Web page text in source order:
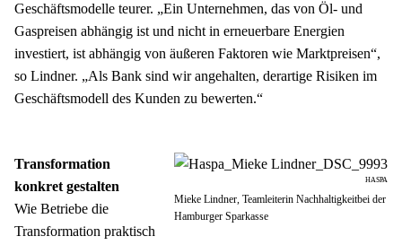
Geschäftsmodelle teurer. „Ein Unternehmen, das von Öl- und
Gaspreisen abhängig ist und nicht in erneuerbare Energien
investiert, ist abhängig von äußeren Faktoren wie Marktpreisen“,
so Lindner. „Als Bank sind wir angehalten, derartige Risiken im
Geschäftsmodell des Kunden zu bewerten.“
HASPA
Mieke Lindner, Teamleiterin Nachhaltigkeitbei der
Hamburger Sparkasse
Transformation
Wie Betriebe die
Transformation praktisch